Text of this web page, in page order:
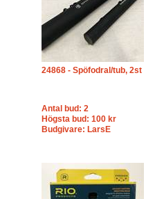
24868 - Spöfodral/tub, 2st
Antal bud: 2
Högsta bud: 100 kr
Budgivare: LarsE